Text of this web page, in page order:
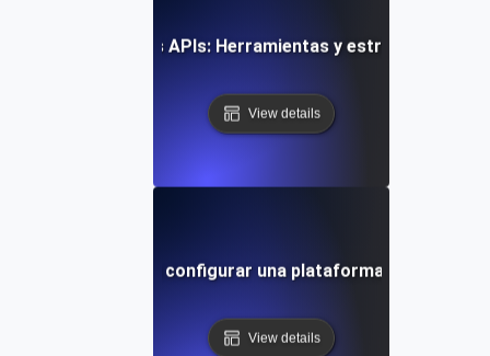
múltiples APIs: Herramientas y estrategias para
View details
paso a paso para configurar una plataforma de
View details